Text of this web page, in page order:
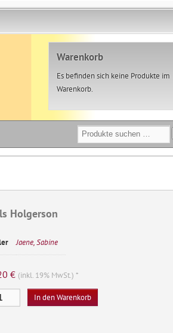
Warenkorb
Es befinden sich keine Produkte im
Warenkorb.
Suchen
nach:
Holgerson
Jaene, Sabine
€ (inkl. 19% MwSt.) *
In den Warenkorb